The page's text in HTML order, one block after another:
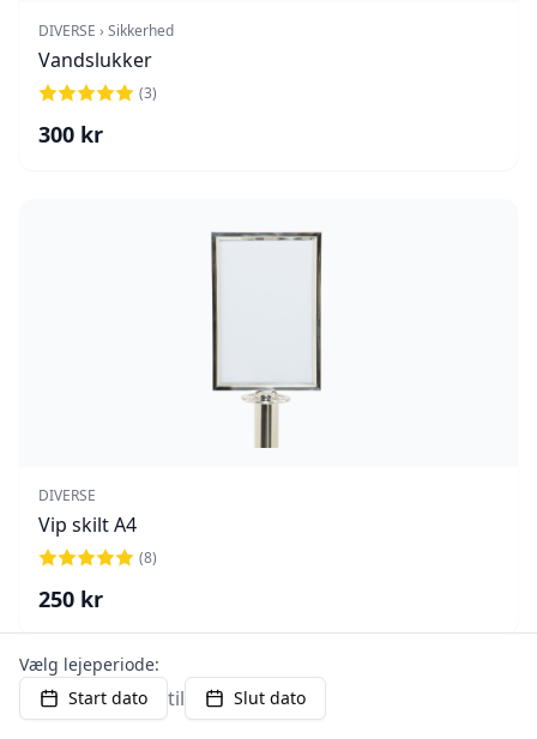
DIVERSE › Sikkerhed
Vandslukker
(3)
300 kr
DIVERSE
Vip skilt A4
(8)
250 kr
Vælg lejeperiode:
Start dato
til Slut dato